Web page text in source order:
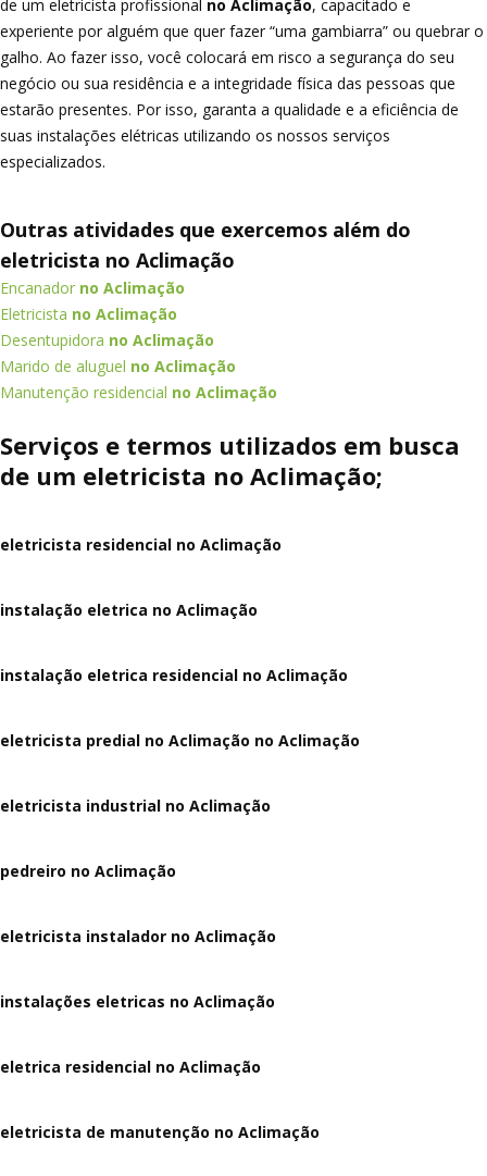
de um eletricista profissional no Aclimação, capacitado e
experiente por alguém que quer fazer “uma gambiarra” ou quebrar o
galho. Ao fazer isso, você colocará em risco a segurança do seu
negócio ou sua residência e a integridade física das pessoas que
estarão presentes. Por isso, garanta a qualidade e a eficiência de
suas instalações elétricas utilizando os nossos serviços
especializados.
Outras atividades que exercemos além do
eletricista no Aclimação
Encanador no Aclimação
Eletricista no Aclimação
Desentupidora no Aclimação
Marido de aluguel no Aclimação
Manutenção residencial no Aclimação
Serviços e termos utilizados em busca
de um eletricista no Aclimação;
eletricista residencial no Aclimação
instalação eletrica no Aclimação
instalação eletrica residencial no Aclimação
eletricista predial no Aclimação no Aclimação
eletricista industrial no Aclimação
pedreiro no Aclimação
eletricista instalador no Aclimação
instalações eletricas no Aclimação
eletrica residencial no Aclimação
eletricista de manutenção no Aclimação